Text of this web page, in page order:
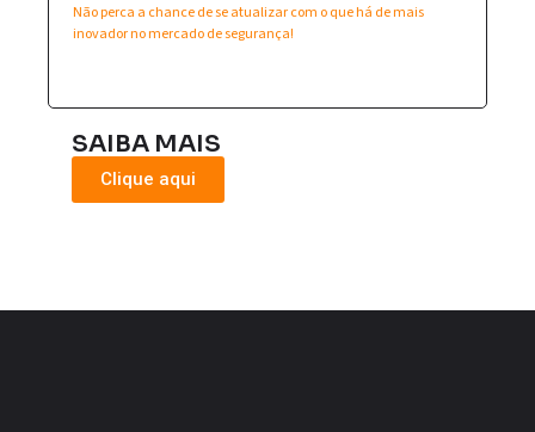
Não perca a chance de se atualizar com o que há de mais
inovador no mercado de segurança!
SAIBA MAIS
Clique aqui